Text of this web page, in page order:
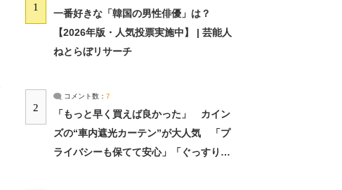
1
一番好きな「韓国の男性俳優」は？
【2026年版・人気投票実施中】 | 芸能人
ねとらぼリサーチ
2
コメント数： 7
「もっと早く買えば良かった」 カイン
ズの“車内遮光カーテン”が大人気 「プ
ライバシーも保てて安心」「ぐっすり眠